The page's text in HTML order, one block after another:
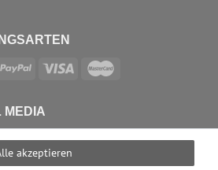
MEDIA
akzeptieren